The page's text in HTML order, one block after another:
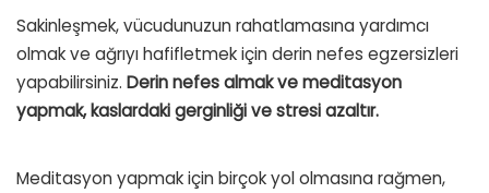
Sakinleşmek, vücudunuzun rahatlamasına yardımcı
olmak ve ağrıyı hafifletmek için derin nefes egzersizleri
yapabilirsiniz. Derin nefes almak ve meditasyon
yapmak, kaslardaki gerginliği ve stresi azaltır.
Meditasyon yapmak için birçok yol olmasına rağmen,